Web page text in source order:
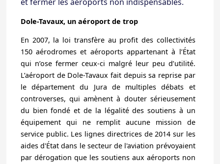
Dole-Tavaux, un aéroport de trop
En 2007, la loi transfère au profit des collectivités
150 aérodromes et aéroports appartenant à l’État
qui n’ose fermer ceux-ci malgré leur peu d’utilité.
L’aéroport de Dole-Tavaux fait depuis sa reprise par
le département du Jura de multiples débats et
controverses, qui amènent à douter sérieusement
du bien fondé et de la légalité des soutiens à un
équipement qui ne remplit aucune mission de
service public. Les lignes directrices de 2014 sur les
aides d'État dans le secteur de l'aviation prévoyaient
par dérogation que les soutiens aux aéroports non